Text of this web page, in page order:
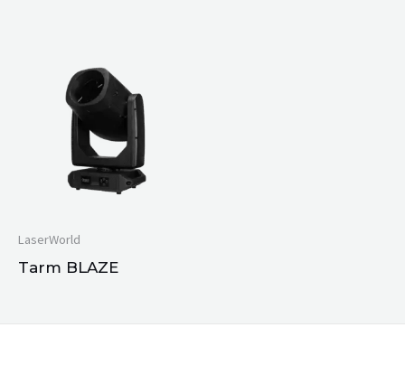
LaserWorld
Tarm BLAZE